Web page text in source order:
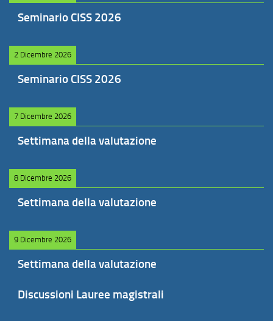
Seminario CISS 2026
2 Dicembre 2026
Seminario CISS 2026
7 Dicembre 2026
Settimana della valutazione
8 Dicembre 2026
Settimana della valutazione
9 Dicembre 2026
Settimana della valutazione
Discussioni Lauree magistrali